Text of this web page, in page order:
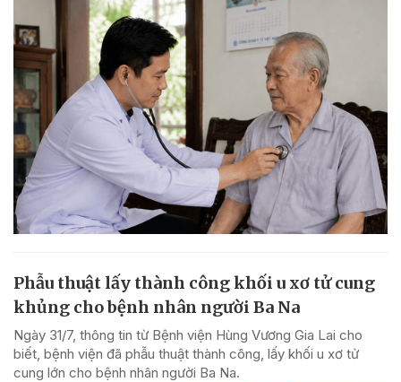
Phẫu thuật lấy thành công khối u xơ tử cung
khủng cho bệnh nhân người Ba Na
Ngày 31/7, thông tin từ Bệnh viện Hùng Vương Gia Lai cho
biết, bệnh viện đã phẫu thuật thành công, lấy khối u xơ tử
cung lớn cho bệnh nhân người Ba Na.